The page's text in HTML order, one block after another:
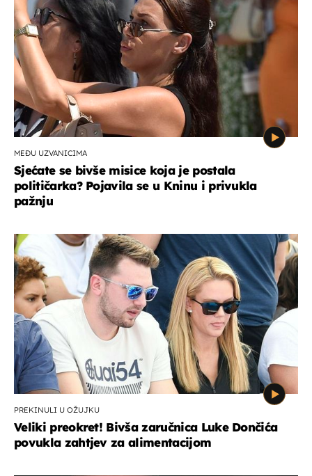
MEĐU UZVANICIMA
Sjećate se bivše misice koja je postala
političarka? Pojavila se u Kninu i privukla
pažnju
PREKINULI U OŽUJKU
Veliki preokret! Bivša zaručnica Luke Dončića
povukla zahtjev za alimentacijom